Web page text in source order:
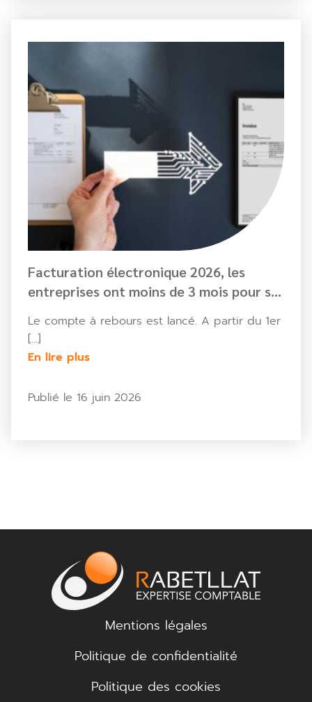
Facturation électronique 2026, les
entreprises ont moins de 3 mois pour se
Le compte à rebours est lancé. A partir du 1er
[…]
En lire plus
Publié le 16 juin 2026
Mentions légales
Politique de confidentialité
Politique des cookies